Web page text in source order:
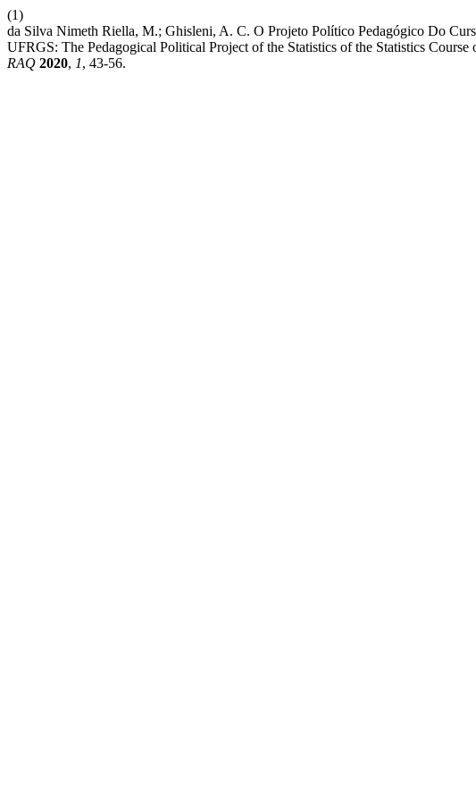
(1)
da Silva Nimeth Riella, M.; Ghisleni, A. C. O Projeto Político Pedagógico Do
UFRGS: The Pedagogical Political Project of the Statistics of the Statistics
RAQ 2020, 1, 43-56.